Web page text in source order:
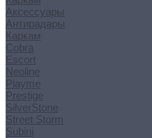
Аксессуары
Антирадары
Каркам
Cobra
Escort
Neoline
Playme
Prestige
SilverStone
Street Storm
Subini